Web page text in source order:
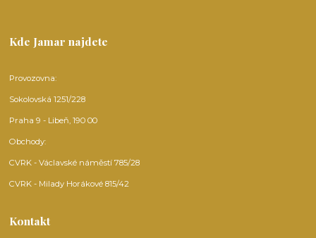
Kde Jamar najdete
Provozovna:
Sokolovská 1251/228
Praha 9 - Libeň, 190 00
Obchody:
CVRK - Václavské náměstí 785/28
CVRK - Milady Horákové 815/42
Kontakt